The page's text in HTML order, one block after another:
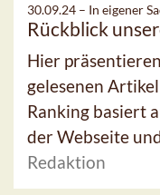
30.09.24 – In eigener
Rückblick
Hier
gelesenen
Ranking basiert
der Webseite
Redaktion